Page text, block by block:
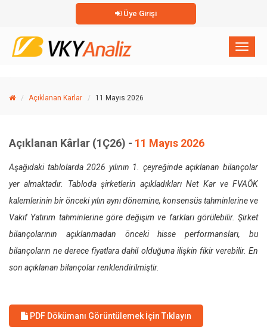
Üye Girişi
×
Açıklanan Karlar 11 Mayıs 2026
Açıklanan Kârlar (1Ç26) - 11 Mayıs 2026
Aşağıdaki tablolarda 2026 yılının 1. çeyreğinde açıklanan bilançolar
yer almaktadır. Tabloda şirketlerin açıkladıkları Net Kar ve FVAÖK
kalemlerinin bir önceki yılın aynı dönemine, konsensüs tahminlerine ve
Vakıf Yatırım tahminlerine göre değişim ve farkları görülebilir. Şirket
bilançolarının açıklanmadan önceki hisse performansları, bu
bilançoların ne derece fiyatlara dahil olduğuna ilişkin fikir verebilir. En
son açıklanan bilançolar renklendirilmiştir.
PDF Dökümanı Görüntülemek İçin Tıklayın